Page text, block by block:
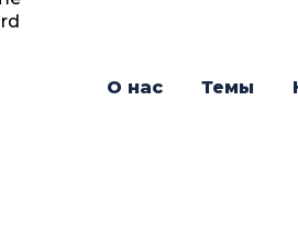
О нас Темы